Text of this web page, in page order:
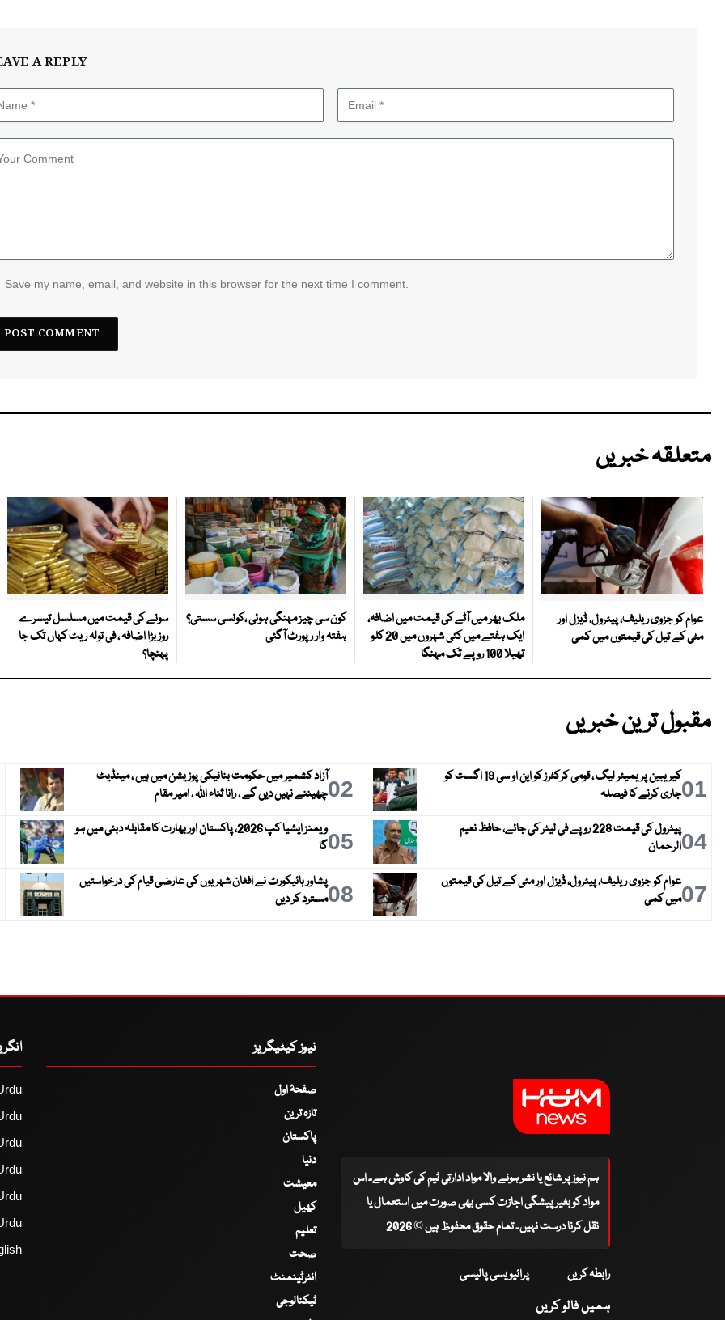
A REPLY
Save my name, email, and website in this browser for the next time I comment.
متعلقہ خبریں
عوام کو جزوی ریلیف، پیٹرول، ڈیزل اور
مٹی کے تیل کی قیمتوں میں کمی
ملک بھر میں آٹے کی قیمت میں اضافہ،
ایک ہفتے میں کئی شہروں میں 20 کلو
تھیلا 100 روپے تک مہنگا
کون سی چیز مہنگی ہوئی ،کونسی سستی؟
ہفتہ وار رپورٹ آگئی
سونے کی قیمت میں مسلسل تیسرے
روز بڑا اضافہ ، فی تولہ ریٹ کہاں تک جا
پہنچا؟
مقبول ترین خبریں
01
کیریبین پریمیئر لیگ ، قومی کرکٹرز کو این او سی 19 اگست کو
جاری کرنے کا فیصلہ
02آزاد کشمیر میں حکومت بنانیکی پوزیشن میں ہیں ، مینڈیٹ
چھیننے نہیں دیں گے ، رانا ثناء اللہ ، امیر مقام
04
پیٹرول کی قیمت 228 روپے فی لیٹر کی جائے، حافظ نعیم
الرحمان
05
ویمنز ایشیا کپ 2026، پاکستان اور بھارت کا مقابلہ دبئی میں ہو
گا
07عوام کو جزوی ریلیف، پیٹرول، ڈیزل اور مٹی کے تیل کی قیمتوں
میں کمی
08پشاور ہائیکورٹ نے افغان شہریوں کی عارضی قیام کی درخواستیں
مسترد کر دیں
ہم نیوز پر شائع یا نشر ہونے والا مواد ادارتی ٹیم کی کاوش ہے۔ اس
مواد کو بغیر پیشگی اجازت کسی بھی صورت میں استعمال یا
نقل کرنا درست نہیں۔ تمام حقوق محفوظ ہیں © 2026
رابطہ کریں پرائیویسی پالیسی
ہمیں فالو کریں
نیوز کیٹیگریز
صفحۂ اول
تازہ ترین
پاکستان
دنیا
معیشت
کھیل
تعلیم
صحت
انٹرٹینمنٹ
ٹیکنالوجی